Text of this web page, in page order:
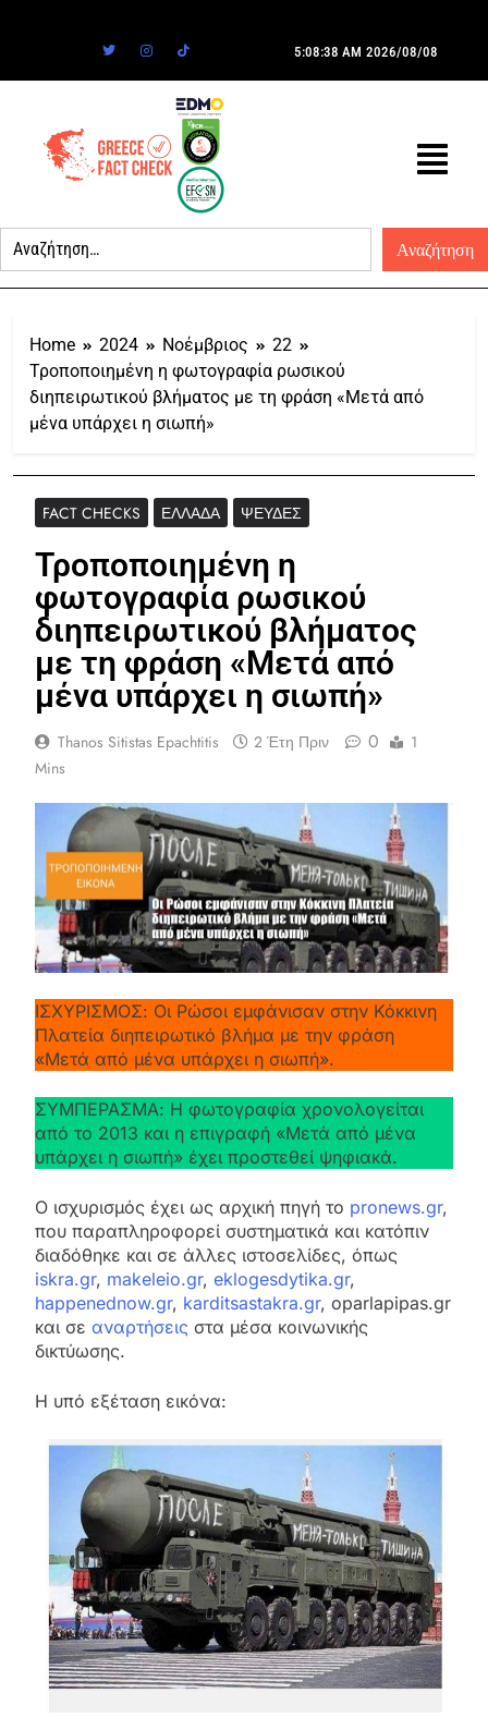
5:08:38 AM 2026/08/08
Home 2024 Νοέμβριος
22
Τροποποιημένη η φωτογραφία ρωσικού
διηπειρωτικού βλήματος με τη φράση «Μετά από
μένα υπάρχει η σιωπή»
FACT CHECKS ΕΛΛΆΔΑ ΨΕΥΔΈΣ
Τροποποιημένη η
φωτογραφία ρωσικού
διηπειρωτικού βλήματος
με τη φράση «Μετά από
μένα υπάρχει η σιωπή»
Thanos Sitistas Epachtitis 2 Έτη Πριν 0
1
Mins
ΙΣΧΥΡΙΣΜΟΣ: Οι Ρώσοι εμφάνισαν στην Κόκκινη
Πλατεία διηπειρωτικό βλήμα με την φράση
«Μετά από μένα υπάρχει η σιωπή».
ΣΥΜΠΕΡΑΣΜΑ: Η φωτογραφία χρονολογείται
από το 2013 και η επιγραφή «Μετά από μένα
υπάρχει η σιωπή» έχει προστεθεί ψηφιακά.
Ο ισχυρισμός έχει ως αρχική πηγή το pronews.gr,
που παραπληροφορεί συστηματικά και κατόπιν
διαδόθηκε και σε άλλες ιστοσελίδες, όπως
iskra.gr, makeleio.gr, eklogesdytika.gr,
happenednow.gr, karditsastakra.gr, oparlapipas.gr
και σε αναρτήσεις στα μέσα κοινωνικής
δικτύωσης.
Η υπό εξέταση εικόνα: